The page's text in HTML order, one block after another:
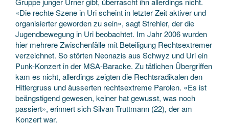
«Die rechte Szene in Uri scheint in letzter Zeit aktiver und
organisierter geworden zu sein», sagt Strehler, der die
Jugendbewegung in Uri beobachtet. Im Jahr 2006 wurden
hier mehrere Zwischenfälle mit Beteiligung Rechtsextremer
verzeichnet. So störten Neonazis aus Schwyz und Uri ein
Punk-Konzert in der MSA-Baracke. Zu tätlichen Übergriffen
kam es nicht, allerdings zeigten die Rechtsradikalen den
Hitlergruss und äusserten rechtsextreme Parolen. «Es ist
beängstigend gewesen, keiner hat gewusst, was noch
passiert», erinnert sich Silvan Truttmann (22), der am
Konzert war.